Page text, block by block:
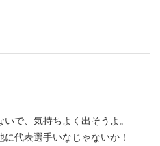
で、気持ちよく出そうよ。
代表選手いなじゃないか！